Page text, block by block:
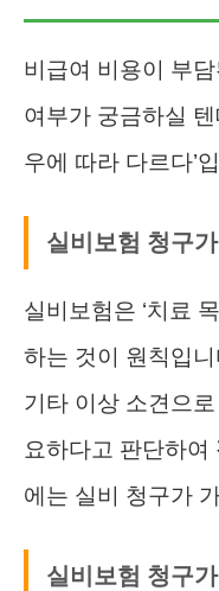
비급여 비용이 부
여부가 궁금하실
우에 따라 다르다’
실비보험 청구
실비보험은 ‘치료
하는 것이 원칙입
기타 이상 소견으
요하다고 판단하여
에는 실비 청구가
실비보험 청구